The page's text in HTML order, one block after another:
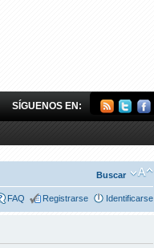
SÍGUENOS EN:
Buscar
FAQ Registrarse Identificarse